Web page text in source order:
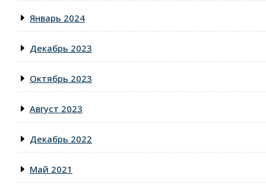
Январь 2024
Декабрь 2023
Октябрь 2023
Август 2023
Декабрь 2022
Май 2021